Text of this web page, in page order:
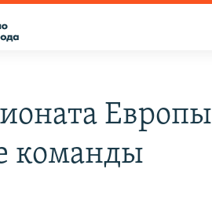
Европы
команды